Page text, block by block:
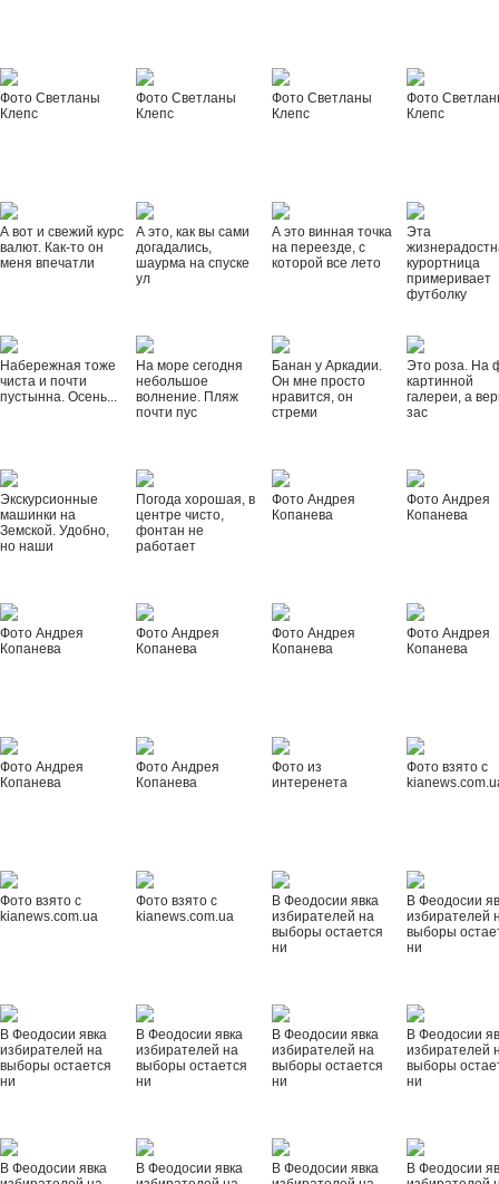
Фото Светланы
Клепс
Фото Светланы
Клепс
Фото Светланы
Клепс
Фото
Клепс
А вот и свежий курс
валют. Как-то он
меня впечатли
А это, как вы сами
догадались,
шаурма на спуске
ул
А это винная точка
на переезде, с
которой все лето
Эта
курортница
примеривает
футболку
Набережная тоже
чиста и почти
пустынна. Осень...
На море сегодня
небольшое
волнение. Пляж
почти пус
Банан у Аркадии.
Он мне просто
нравится, он
стреми
Это роза. На
картинной
галереи, а
зас
Экскурсионные
машинки на
Земской. Удобно,
но наши
Погода хорошая, в
центре чисто,
фонтан не
работает
Фото Андрея
Копанева
Фото Андрея
Копанева
Фото Андрея
Копанева
Фото Андрея
Копанева
Фото Андрея
Копанева
Фото Андрея
Копанева
Фото Андрея
Копанева
Фото Андрея
Копанева
Фото из
интеренета
Фото взято с
Фото взято с
kianews.com.ua
Фото взято с
kianews.com.ua
В Феодосии явка
избирателей на
выборы остается
ни
В Феодосии
избирателей
выборы
ни
В Феодосии явка
избирателей на
выборы остается
ни
В Феодосии явка
избирателей на
выборы остается
ни
В Феодосии явка
избирателей на
выборы остается
ни
В Феодосии
избирателей
выборы
ни
В Феодосии явка
В Феодосии явка
В Феодосии явка
В Феодосии